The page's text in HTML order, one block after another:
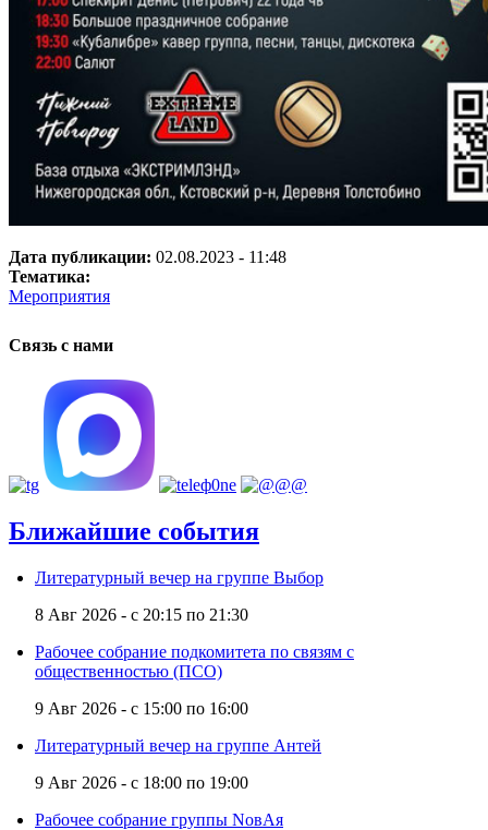
Дата публикации: 02.08.2023 - 11:48
Тематика:
Мероприятия
Связь с нами
Ближайшие события
Литературный вечер на группе Выбор
8 Авг 2026 - с 20:15 по 21:30
Рабочее собрание подкомитета по связям с
общественностью (ПСО)
9 Авг 2026 - с 15:00 по 16:00
Литературный вечер на группе Антей
9 Авг 2026 - с 18:00 по 19:00
Рабочее собрание группы NовАя